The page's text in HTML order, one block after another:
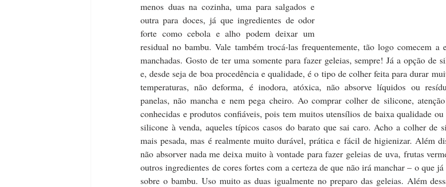
menos duas na cozinha, uma para salgados e
outra para doces, já que ingredientes de odor
forte como cebola e alho podem deixar um
residual no bambu. Vale também trocá-las frequentemente, tão logo comecem a
manchadas. Gosto de ter uma somente para fazer geleias, sempre! Já a opção de
e, desde seja de boa procedência e qualidade, é o tipo de colher feita para durar
temperaturas, não deforma, é inodora, atóxica, não absorve líquidos ou
panelas, não mancha e nem pega cheiro. Ao comprar colher de silicone,
conhecidas e produtos confiáveis, pois tem muitos utensílios de baixa qualidade
silicone à venda, aqueles típicos casos do barato que sai caro. Acho a colher de
mais pesada, mas é realmente muito durável, prática e fácil de higienizar. Além
não absorver nada me deixa muito à vontade para fazer geleias de uva, frutas
outros ingredientes de cores fortes com a certeza de que não irá manchar – o que
sobre o bambu. Uso muito as duas igualmente no preparo das geleias. Além